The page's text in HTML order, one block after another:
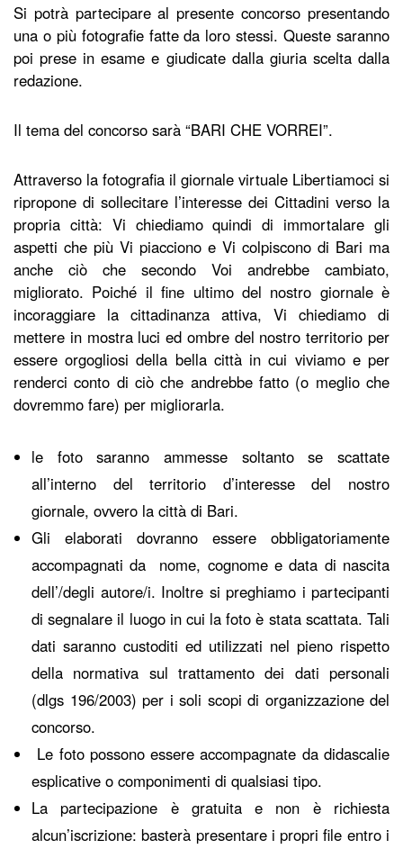
Si potrà partecipare al presente concorso presentando
una o più fotografie fatte da loro stessi. Queste saranno
poi prese in esame e giudicate dalla giuria scelta dalla
redazione.
Il tema del concorso sarà “BARI CHE VORREI”.
Attraverso la fotografia il giornale virtuale Libertiamoci si
ripropone di sollecitare l’interesse dei Cittadini verso la
propria città: Vi chiediamo quindi di immortalare gli
aspetti che più Vi piacciono e Vi colpiscono di Bari ma
anche ciò che secondo Voi andrebbe cambiato,
migliorato. Poiché il fine ultimo del nostro giornale è
incoraggiare la cittadinanza attiva, Vi chiediamo di
mettere in mostra luci ed ombre del nostro territorio per
essere orgogliosi della bella città in cui viviamo e per
renderci conto di ciò che andrebbe fatto (o meglio che
dovremmo fare) per migliorarla.
le foto saranno ammesse soltanto se scattate
all’interno del territorio d’interesse del nostro
giornale, ovvero la città di Bari.
Gli elaborati dovranno essere obbligatoriamente
accompagnati da nome, cognome e data di nascita
dell’/degli autore/i. Inoltre si preghiamo i partecipanti
di segnalare il luogo in cui la foto è stata scattata.Tali
dati saranno custoditi ed utilizzati nel pieno rispetto
della normativa sul trattamento dei dati personali
(dlgs 196/2003) per i soli scopi di organizzazione del
concorso.
Le foto possono essere accompagnate da didascalie
esplicative o componimenti di qualsiasi tipo.
La partecipazione è gratuita e non è richiesta
alcun’iscrizione: basterà presentare i propri file entro i